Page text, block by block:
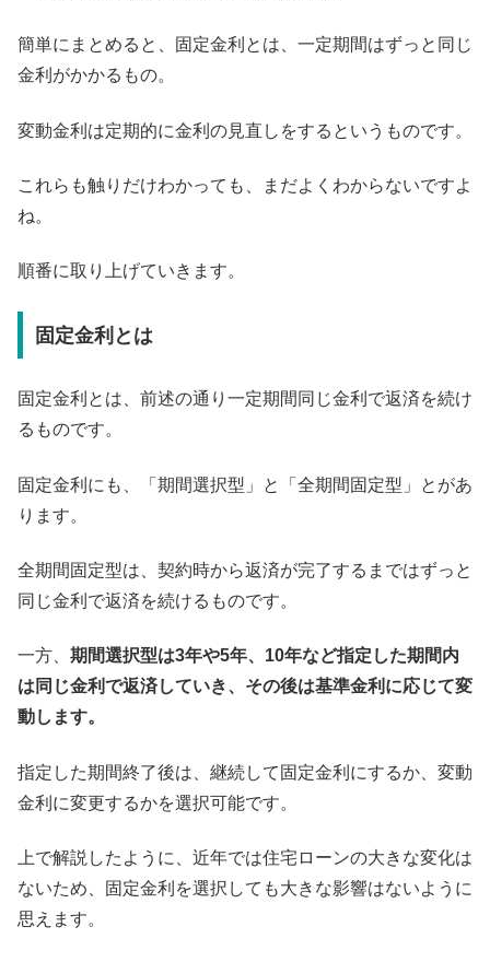
簡単にまとめると、固定金利とは、一定期間はずっと同じ
金利がかかるもの。
変動金利は定期的に金利の見直しをするというものです。
これらも触りだけわかっても、まだよくわからないですよ
ね。
順番に取り上げていきます。
固定金利とは
固定金利とは、前述の通り一定期間同じ金利で返済を続け
るものです。
固定金利にも、「期間選択型」と「全期間固定型」とがあ
ります。
全期間固定型は、契約時から返済が完了するまではずっと
同じ金利で返済を続けるものです。
一方、 期間選択型は3年や5年、10年など指定した期間内
は同じ金利で返済していき、その後は基準金利に応じて変
動します。
指定した期間終了後は、継続して固定金利にするか、変動
金利に変更するかを選択可能です。
上で解説したように、近年では住宅ローンの大きな変化は
ないため、固定金利を選択しても大きな影響はないように
思えます。